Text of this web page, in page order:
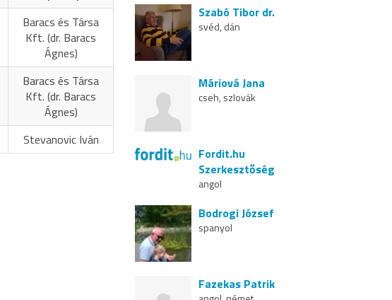
Baracs és Társa
Kft. (dr. Baracs
Ágnes)
Baracs és Társa
Kft. (dr. Baracs
Ágnes)
Stevanovic Iván
Szabó Tibor dr.
svéd, dán
Máriová Jana
cseh, szlovák
Fordit.hu
Szerkesztőség
angol
Bodrogi József
spanyol
Fazekas Patrik